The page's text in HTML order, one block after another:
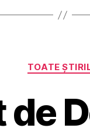
TOATE
de